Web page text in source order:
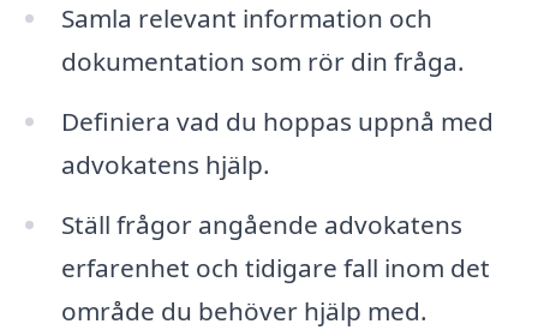
Samla relevant information och
dokumentation som rör din fråga.
Definiera vad du hoppas uppnå med
advokatens hjälp.
Ställ frågor angående advokatens
erfarenhet och tidigare fall inom det
område du behöver hjälp med.